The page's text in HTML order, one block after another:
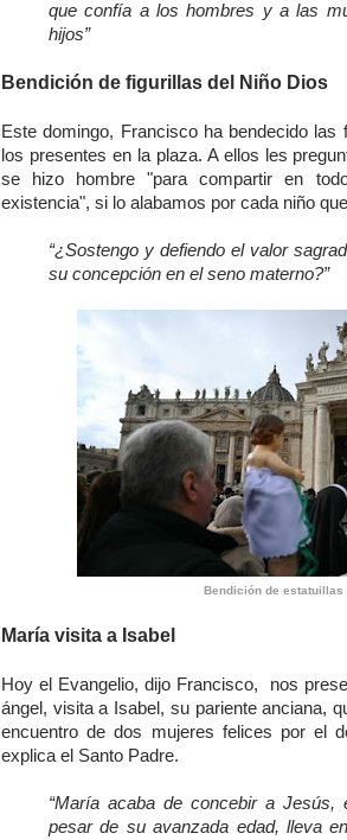
que confía a los hombres y a las
hijos”
Bendición de figurillas del Niño Dios
Este domingo, Francisco ha bendecido
los presentes en la plaza. A ellos les
se hizo hombre "para compartir en
existencia", si lo alabamos por cada niño
“¿Sostengo y defiendo el valor
su concepción en el seno materno?”
Bendición de estatuillas
María visita a Isabel
Hoy el Evangelio, dijo Francisco, nos
ángel, visita a Isabel, su pariente anciana,
encuentro de dos mujeres felices por el
explica el Santo Padre.
“María acaba de concebir a
pesar de su avanzada edad, lleva